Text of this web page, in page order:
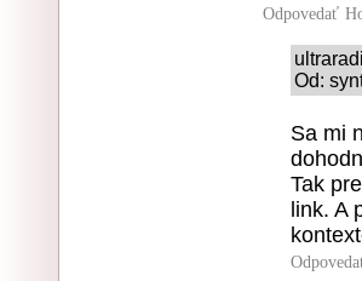
Odpovedať
Od:
Sa mi
Tak
link. A